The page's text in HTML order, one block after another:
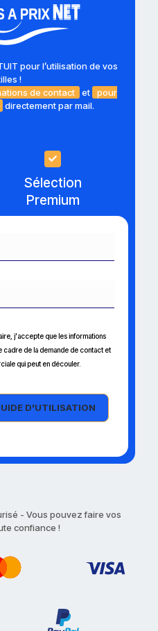
pour l’utilisation de vos
!
de contact et
pour
directement par mail.
Sélection
Premium
j'accepte que les informations
cadre de la demande de contact et
qui peut en découler.
- Vous pouvez faire vos
confiance !